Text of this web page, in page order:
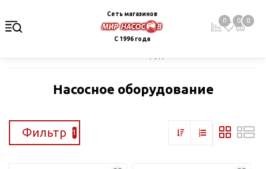
Сеть магазинов
С 1996 года
0 0 0
Насосное оборудование
Фильтр 1